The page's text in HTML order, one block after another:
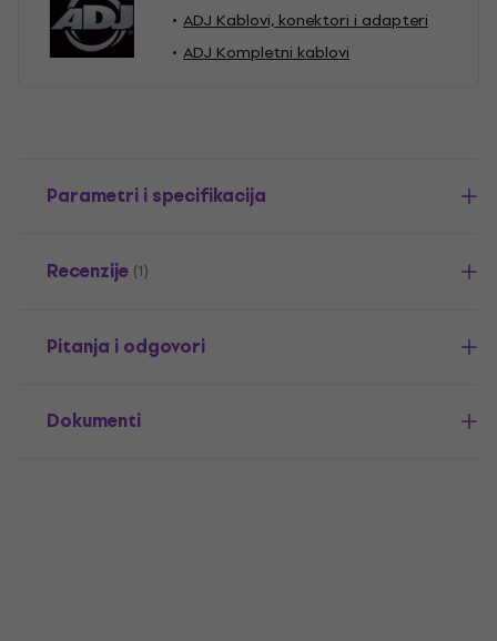
ADJ Kablovi, konektori i adapteri
ADJ Kompletni kablovi
Parametri i specifikacija
Recenzije (1)
Pitanja i odgovori
Dokumenti